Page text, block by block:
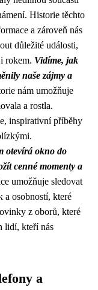
Historie těchto
a zároveň nás
důležité události,
rokem. Vidíme, jak
naše zájmy a
nám umožňuje
a rostla.
inspirativní příběhy
otevírá okno do
cenné momenty a
umožňuje sledovat
a osobností, které
z oborů, které
lidí, kteří nás
a